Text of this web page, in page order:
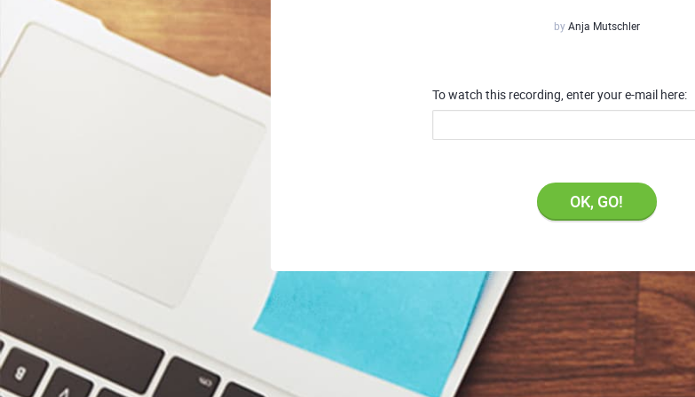
byAnja Mutschler
To watch this recording, enter your e-mail here:
OK, GO!